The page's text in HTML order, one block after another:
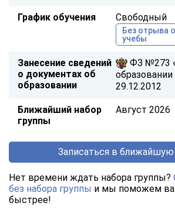
График обучения Свободный
Без отрыва
учебы
Занесение сведений
о документах об
образовании
ФЗ №273
29.12.2012
Ближайший набор
группы
Август 2026
Записаться в ближайшую
Нет времени ждать набора группы?
без набора группы и мы поможем
быстрее!